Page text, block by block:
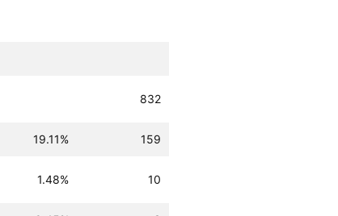
832
19.11% 159
1.48% 10